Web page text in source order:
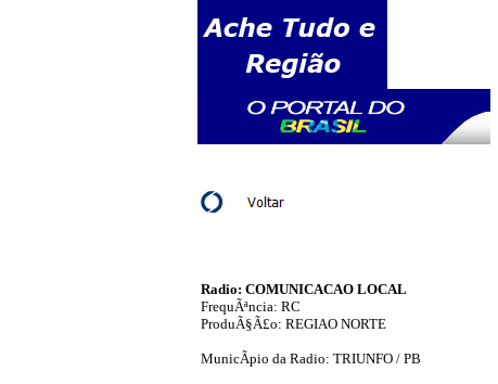
Radio: COMUNICACAO LOCAL
FrequÃªncia: RC
ProduÃ§Ã£o: REGIAO NORTE
MunicÃ­pio da Radio: TRIUNFO / PB